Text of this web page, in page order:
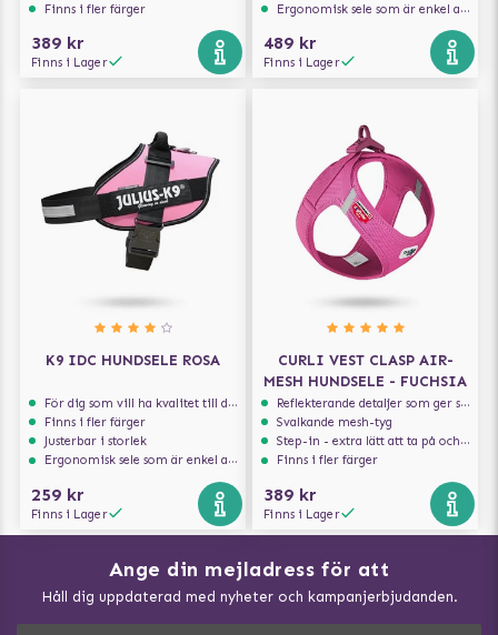
Finns i fler färger
389 kr
Finns i Lager
Ergonomisk sele som är enkel att ta på och av
489 kr
Finns i Lager
K9 IDC HUNDSELE ROSA
För dig som vill ha kvalitet till din hund!
Finns i fler färger
Justerbar i storlek
Ergonomisk sele som är enkel att ta på och av
259 kr
Finns i Lager
CURLI VEST CLASP AIR-
MESH HUNDSELE - FUCHSIA
Reflekterande detaljer som ger synlighet i svagt ljus
Svalkande mesh-tyg
Step-in - extra lätt att ta på och av
Finns i fler färger
389 kr
Finns i Lager
Ange din mejladress för att
Håll dig uppdaterad med nyheter och kampanjerbjudanden.
Vad kan hundar äta?